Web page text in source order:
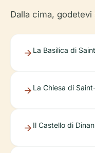
Dalla cima,
La Basilica di
La Chiesa di
Il Castello di Dinan